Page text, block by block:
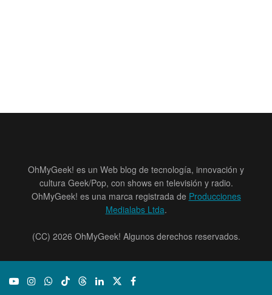
OhMyGeek! es un Web blog de tecnología, innovación y
cultura Geek/Pop, con shows en televisión y radio.
OhMyGeek! es una marca registrada de Producciones
Medialabs Ltda.
(CC) 2026 OhMyGeek! Algunos derechos reservados.